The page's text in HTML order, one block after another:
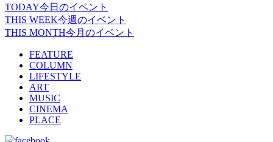
TODAY今日のイベント
THIS WEEK今週のイベント
THIS MONTH今月のイベント
FEATURE
COLUMN
LIFESTYLE
ART
MUSIC
CINEMA
PLACE